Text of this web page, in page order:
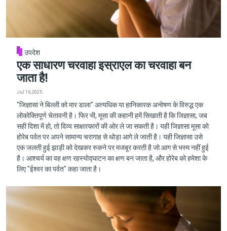
उपदेश
एक साधारण चरवाहा इस्राएल का चरवाहा बन
जाता है!
Jul 16, 2025
"जिज्ञासा ने बिल्ली को मार डाला" अत्यधिक या हानिकारक अन्वेषण के विरुद्ध एक
लोकोक्तिपूर्ण चेतावनी है। फिर भी, मूसा की कहानी हमें सिखाती है कि जिज्ञासा, जब
सही दिशा में हो, तो दिव्य साक्षात्कारों की ओर ले जा सकती है। यही जिज्ञासा मूसा को
होरेब पर्वत पर अपने सामान्य चरागाह से थोड़ा आगे ले जाती है। यही जिज्ञासा उसे
एक जलती हुई झाड़ी को देखकर रुकने पर मजबूर करती है जो आग से भस्म नहीं हुई
है। आश्चर्य का वह क्षण रहस्योद्घाटन का क्षण बन जाता है, और होरेब को हमेशा के
लिए "ईश्वर का पर्वत" कहा जाता है।